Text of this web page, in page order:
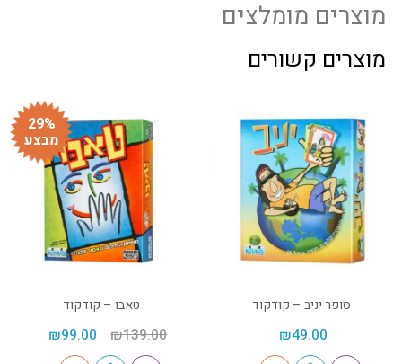
מוצרים מומלצים
מוצרים קשורים
סופר יניב – קודקוד
₪49.00
29%
מבצע
טאבו – קודקוד
₪139.00
₪99.00